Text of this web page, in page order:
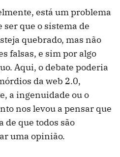
está um problema
que o sistema de
quebrado, mas não
falsas, e sim por algo
Aqui, o debate poderia
da web 2.0,
a ingenuidade ou o
nos levou a pensar que
de que todos são
uma opinião.